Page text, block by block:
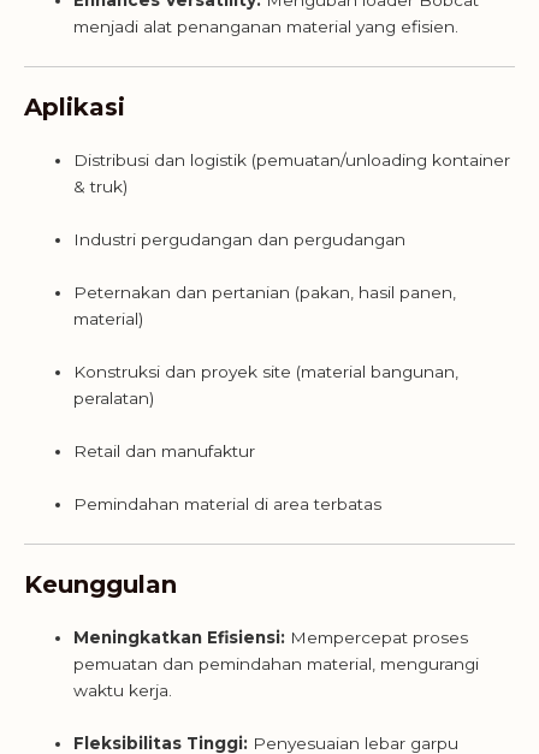
menjadi alat penanganan material yang efisien.
Aplikasi
Distribusi dan logistik (pemuatan/unloading kontainer
& truk)
Industri pergudangan dan pergudangan
Peternakan dan pertanian (pakan, hasil panen,
material)
Konstruksi dan proyek site (material bangunan,
peralatan)
Retail dan manufaktur
Pemindahan material di area terbatas
Keunggulan
Meningkatkan Efisiensi: Mempercepat proses
pemuatan dan pemindahan material, mengurangi
waktu kerja.
Fleksibilitas Tinggi: Penyesuaian lebar garpu